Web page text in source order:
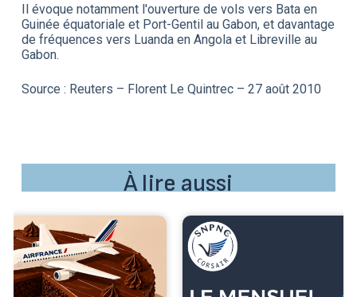
Il évoque notamment l'ouverture de vols vers Bata en
Guinée équatoriale et Port-Gentil au Gabon, et davantage
de fréquences vers Luanda en Angola et Libreville au
Gabon.
Source : Reuters – Florent Le Quintrec – 27 août 2010
À lire aussi